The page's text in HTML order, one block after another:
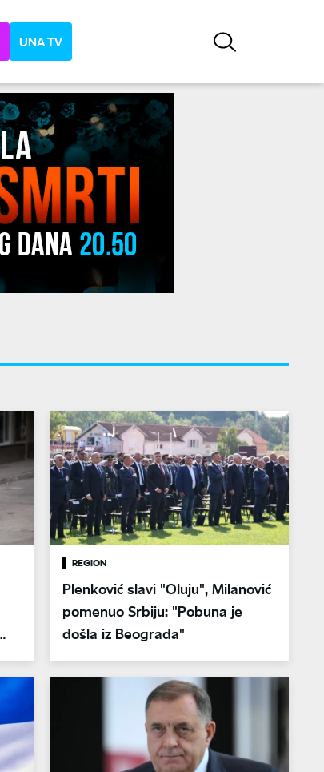
UNA TV
REGION
Plenković slavi "Oluju", Milanović
pomenuo Srbiju: "Pobuna je
došla iz Beograda"